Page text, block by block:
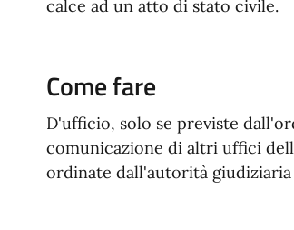
calce ad un atto di stato civile.
Come fare
D'ufficio, solo se previste
comunicazione di altri uffici
ordinate dall'autorità giudiziaria